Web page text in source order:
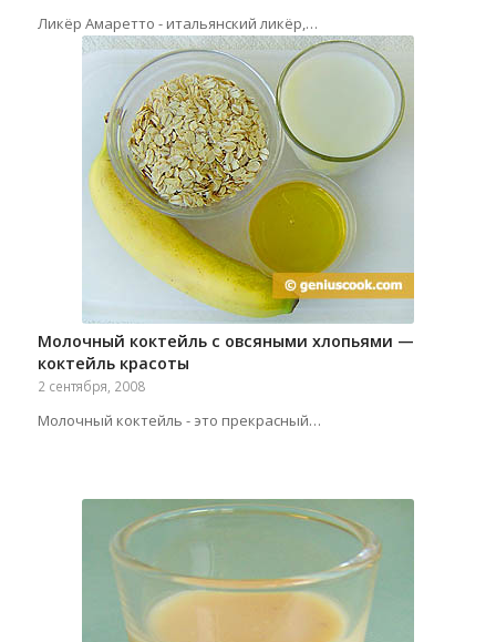
Ликёр Амаретто - итальянский ликёр,…
Молочный коктейль с овсяными хлопьями —
коктейль красоты
2 сентября, 2008
Молочный коктейль - это прекрасный…